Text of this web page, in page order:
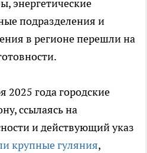
энергетические
подразделения и
в регионе перешли на
года городские
ссылаясь на
и действующий указ
крупные гуляния,